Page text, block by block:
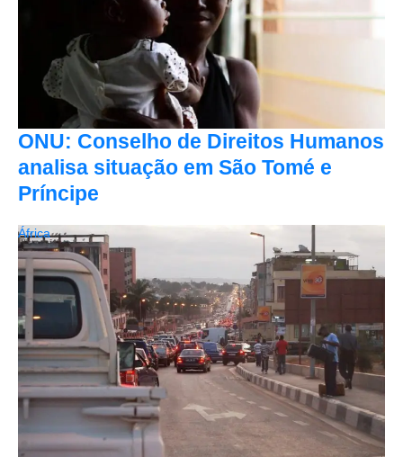
ONU: Conselho de Direitos Humanos
analisa situação em São Tomé e
Príncipe
África